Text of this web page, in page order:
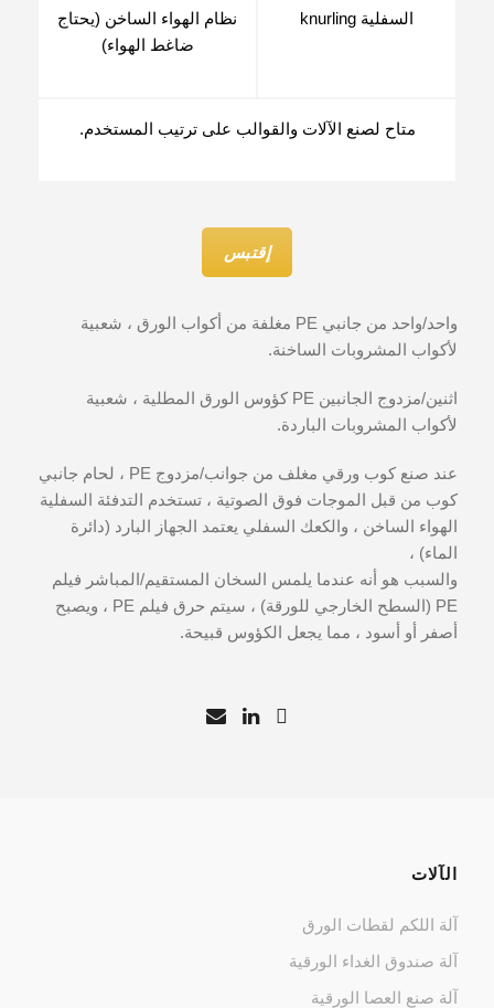
السفلية knurling
نظام الهواء الساخن (يحتاج
ضاغط الهواء)
متاح لصنع الآلات والقوالب على ترتيب المستخدم.
إقتبس
واحد/واحد من جانبي PE مغلفة من أكواب الورق ، شعبية
لأكواب المشروبات الساخنة.
اثنين/مزدوج الجانبين PE كؤوس الورق المطلية ، شعبية
لأكواب المشروبات الباردة.
عند صنع كوب ورقي مغلف من جوانب/مزدوج PE ، لحام جانبي
كوب من قبل الموجات فوق الصوتية ، تستخدم التدفئة السفلية
الهواء الساخن ، والكعك السفلي يعتمد الجهاز البارد (دائرة
الماء) ،
والسبب هو أنه عندما يلمس السخان المستقيم/المباشر فيلم
PE (السطح الخارجي للورقة) ، سيتم حرق فيلم PE ، ويصبح
أصفر أو أسود ، مما يجعل الكؤوس قبيحة.
الآلات
آلة اللكم لقطات الورق
آلة صندوق الغداء الورقية
آلة صنع العصا الورقية